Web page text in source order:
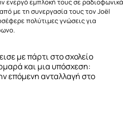
ενεργό εμπλοκή τους σε ραδιοφωνικά
με τη συνεργασία τους τον Joël
πολύτιμες γνώσεις για
με πάρτι στο σχολείο
και μια υπόσχεση:
επόμενη ανταλλαγή στο